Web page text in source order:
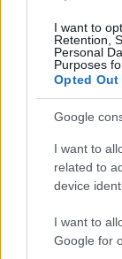
I want to
Retention,
Personal
Purposes
Opted Out
Google
I want to
related to
device
I want to
Google for
Continua
LIFESTYLE